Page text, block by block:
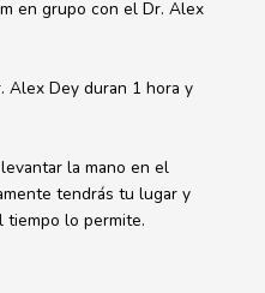
en grupo con el Dr. Alex
Alex Dey duran 1 hora y
la mano en el
tendrás tu lugar y
tiempo lo permite.